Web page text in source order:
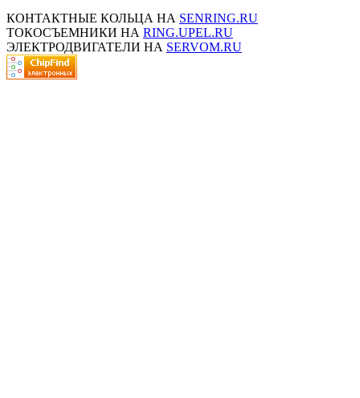
КОНТАКТНЫЕ КОЛЬЦА НА SENRING.RU
ТОКОСЪЕМНИКИ НА RING.UPEL.RU
ЭЛЕКТРОДВИГАТЕЛИ НА SERVOM.RU